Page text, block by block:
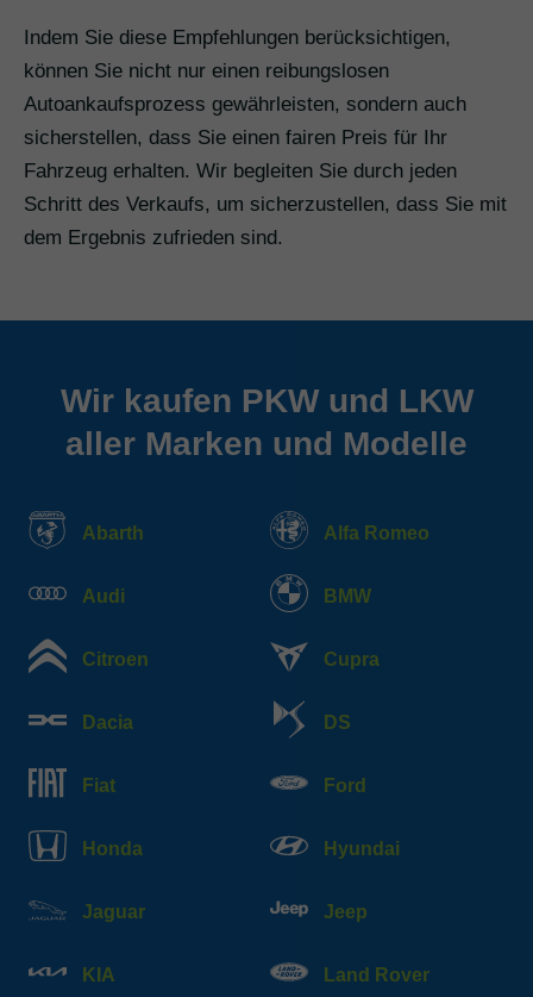
Indem Sie diese Empfehlungen berücksichtigen,
können Sie nicht nur einen reibungslosen
Autoankaufsprozess gewährleisten, sondern auch
sicherstellen, dass Sie einen fairen Preis für Ihr
Fahrzeug erhalten. Wir begleiten Sie durch jeden
Schritt des Verkaufs, um sicherzustellen, dass Sie mit
dem Ergebnis zufrieden sind.
Wir kaufen PKW und LKW
aller Marken und Modelle
Abarth Alfa Romeo
Audi BMW
Citroen Cupra
Dacia DS
Fiat Ford
Honda Hyundai
Jaguar Jeep
KIA Land Rover